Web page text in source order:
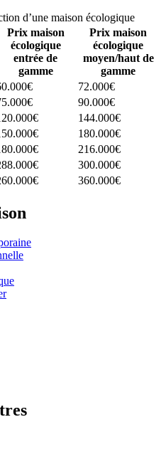
d’une maison écologique
Prix maison
écologique
entrée de
gamme
Prix maison
écologique
moyen/haut de
gamme
72.000€
90.000€
144.000€
180.000€
216.000€
300.000€
360.000€